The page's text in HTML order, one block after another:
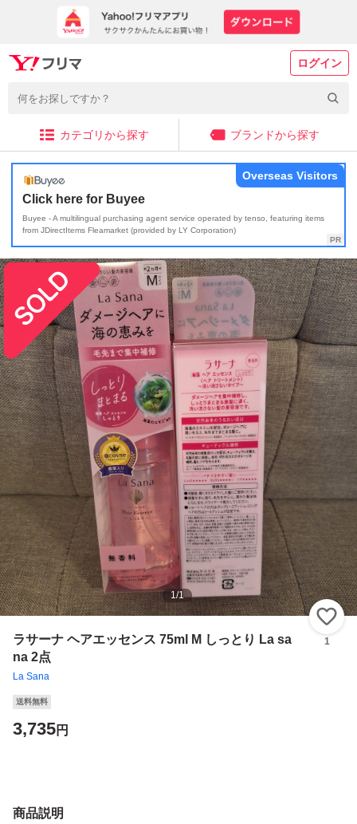
ログイン
カテゴリから探す ブランドから探す
Click here for Buyee
Buyee - A multilingual purchasing agent service operated by tenso, featuring items
from JDirectItems Fleamarket (provided by LY Corporation)
Overseas Visitors
1/1
ラサーナ ヘアエッセンス 75ml M しっとり La sa
na 2点
La Sana
1
送料無料
3,735円
商品説明